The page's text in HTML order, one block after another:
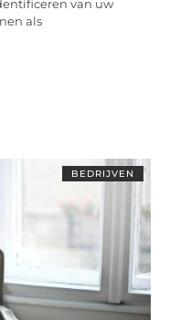
van uw
als
BEDRIJVEN